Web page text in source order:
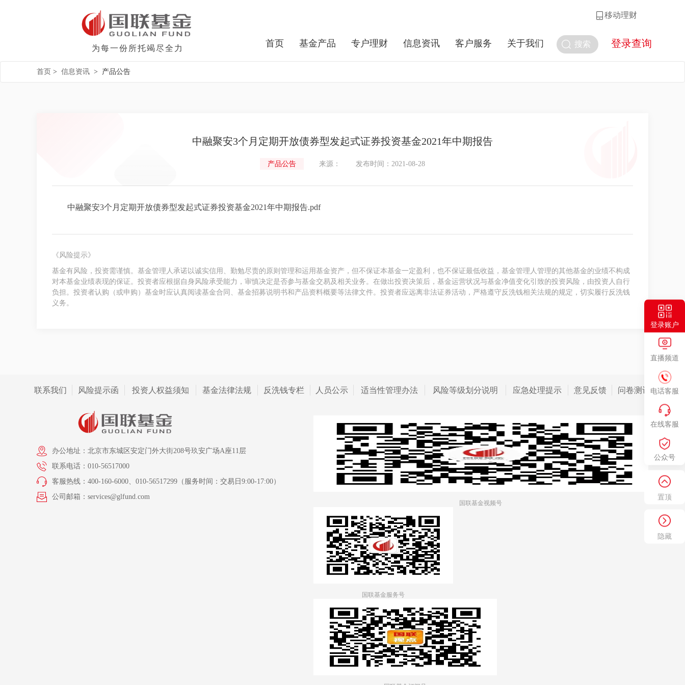
登录账户
直播频道
电话客服
在线客服
公众号
置顶
隐藏
移动理财
为每一份所托竭尽全力 搜索 登录查询
首页 基金产品 专户理财 信息资讯 客户服务 关于我们
首页 > 信息资讯 > 产品公告
中融聚安3个月定期开放债券型发起式证券投资基金2021年中期报告
产品公告 来源： 发布时间：2021-08-28
中融聚安3个月定期开放债券型发起式证券投资基金2021年中期报告.pdf
《风险提示》
基金有风险，投资需谨慎。基金管理人承诺以诚实信用、勤勉尽责的原则管理和运用基金资产，但不保证本基金一定盈利，也不保证最低收益，基金管理人管理的其他基金的业绩不构成
对本基金业绩表现的保证。投资者应根据自身风险承受能力，审慎决定是否参与基金交易及相关业务。在做出投资决策后，基金运营状况与基金净值变化引致的投资风险，由投资人自行
负担。投资者认购（或申购）基金时应认真阅读基金合同、基金招募说明书和产品资料概要等法律文件。投资者应远离非法证券活动，严格遵守反洗钱相关法规的规定，切实履行反洗钱
义务。
联系我们 风险提示函 投资人权益须知 基金法律法规 反洗钱专栏 人员公示 适当性管理办法 风险等级划分说明 应急处理提示 意见反馈 问卷测评
办公地址：北京市东城区安定门外大街208号玖安广场A座11层
联系电话：010-56517000
客服热线：400-160-6000、010-56517299（服务时间：交易日9:00-17:00）
公司邮箱：services@glfund.com
国联基金视频号
国联基金服务号